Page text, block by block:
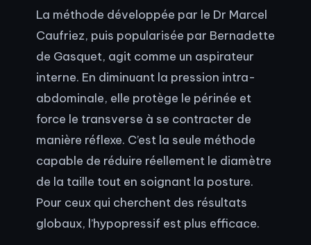
La méthode développée par le Dr Marcel
Caufriez, puis popularisée par Bernadette
de Gasquet, agit comme un aspirateur
interne. En diminuant la pression intra-
abdominale, elle protège le périnée et
force le transverse à se contracter de
manière réflexe. C’est la seule méthode
capable de réduire réellement le diamètre
de la taille tout en soignant la posture.
Pour ceux qui cherchent des résultats
globaux, l’hypopressif est plus efficace.